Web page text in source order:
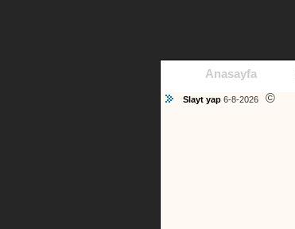
Anasayfa
Slayt yap 6-8-2026 ©